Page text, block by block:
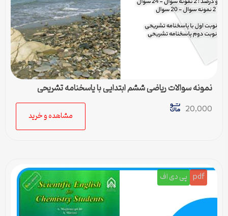
نمونه سوالات ریاضی ششم ابتدایی با پاسخنامه تشریحی
20,000
مشاهده و خرید
pdf پی دی اف